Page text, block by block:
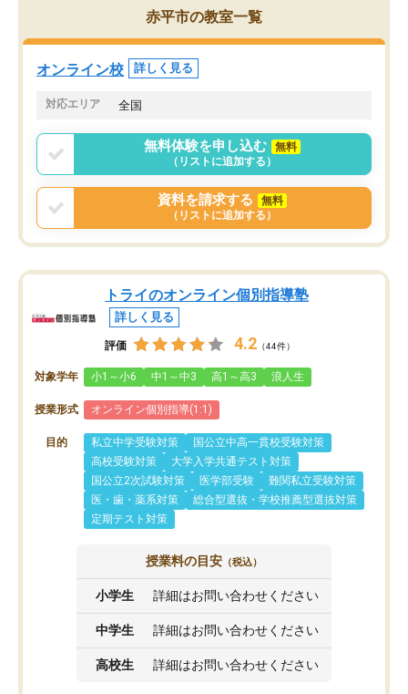
うちの子は、初回面談の講師の方で決
オンラインツールを使用した単語帳の
共有があり宿題もそちらで出される形
でした。
言う事で講師変更の申し出があり、あ
まりに短期での変更だった為、塾に通
う事にして退会しました。遅れも取り
戻せ、授業内容や講師の方は良かった
と思います。
くなってきたようなので
赤平市の教室一覧
オンライン校 詳しく見る
対応エリア 全国
無料体験を申し込む
無料
（リストに追加する）
資料を請求する
無料
（リストに追加する）
トライのオンライン個別指導塾
詳しく見る
評価 4.2 （44件）
対象学年 小1～小6 中1～中3 高1～高3 浪人生
授業形式 オンライン個別指導(1:1)
目的 私立中学受験対策
国公立中高一貫校受験対策
高校受験対策
大学入学共通テスト対策
国公立2次試験対策
医学部受験
難関私立受験対策
医・歯・薬系対策
総合型選抜・学校推薦型選抜対策
定期テスト対策
授業料の目安 （税込）
小学生 詳細はお問い合わせください
中学生 詳細はお問い合わせください
高校生 詳細はお問い合わせください